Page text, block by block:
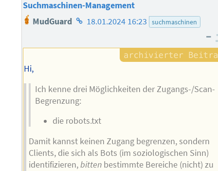
Suchmaschinen-Management
MudGuard Homepage
Autors
18.01.2024 16:23 suchmaschinen
–
Hi,
Ich kenne drei Möglichkeiten der Zugangs-/Scan-
Begrenzung:
die robots.txt
Damit kannst keinen Zugang begrenzen, sondern
Clients, die sich als Bots (im soziologischen Sinn)
identifizieren,bitten bestimmte Bereiche (nicht) zu